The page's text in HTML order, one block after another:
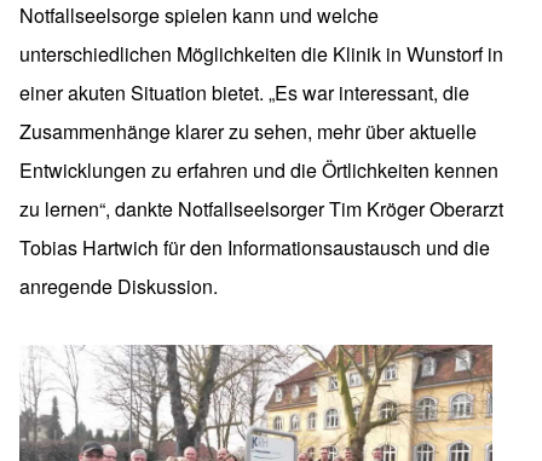
Notfallseelsorge spielen kann und welche
unterschiedlichen Möglichkeiten die Klinik in Wunstorf in
einer akuten Situation bietet. „Es war interessant, die
Zusammenhänge klarer zu sehen, mehr über aktuelle
Entwicklungen zu erfahren und die Örtlichkeiten kennen
zu lernen“, dankte Notfallseelsorger Tim Kröger Oberarzt
Tobias Hartwich für den Informationsaustausch und die
anregende Diskussion.